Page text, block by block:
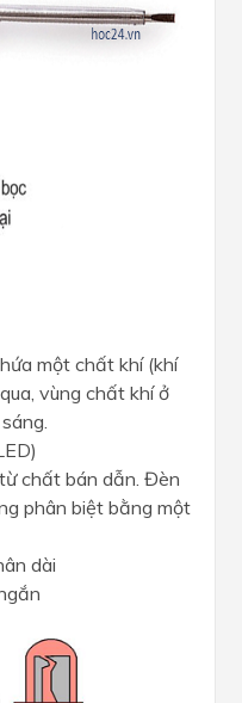
một chất khí (khí
vùng chất khí ở
chất bán dẫn. Đèn
phân biệt bằng một
dài